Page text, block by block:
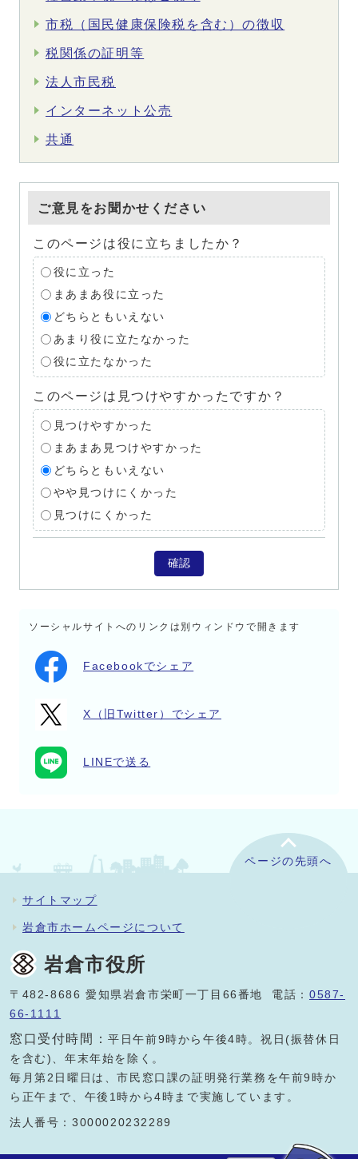
市税（国民健康保険税を含む）の徴収
税関係の証明等
法人市民税
インターネット公売
共通
ご意見をお聞かせください
このページは役に立ちましたか？
役に立った
まあまあ役に立った
どちらともいえない
あまり役に立たなかった
役に立たなかった
このページは見つけやすかったですか？
見つけやすかった
まあまあ見つけやすかった
どちらともいえない
やや見つけにくかった
見つけにくかった
確認
ソーシャルサイトへのリンクは別ウィンドウで開きます
Facebookでシェア
X（旧Twitter）でシェア
LINEで送る
ページの先頭へ
サイトマップ
岩倉市ホームページについて
岩倉市役所
〒482-8686 愛知県岩倉市栄町一丁目66番地 電話：0587-
66-1111
窓口受付時間：平日午前9時から午後4時。祝日(振替休日
を含む)、年末年始を除く。
毎月第2日曜日は、市民窓口課の証明発行業務を午前9時か
ら正午まで、午後1時から4時まで実施しています。
法人番号：3000020232289